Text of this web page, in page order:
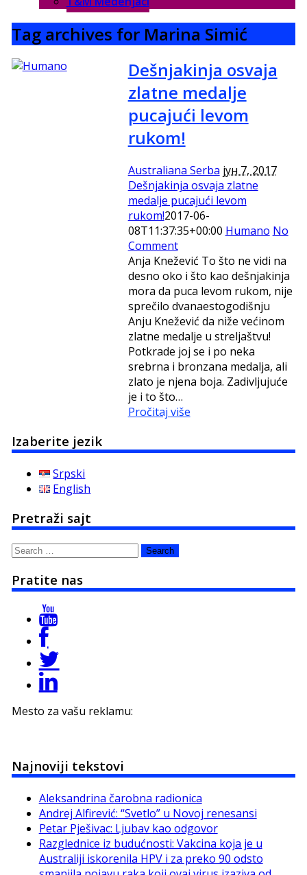
Tag archives for Marina Simić
Dešnjakinja osvaja
zlatne medalje
pucajući levom
rukom!
Australiana Serba јун 7, 2017
Dešnjakinja osvaja zlatne
medalje pucajući levom
rukom!2017-06-
08T11:37:35+00:00 Humano No
Comment
Anja Knežević To što ne vidi na
desno oko i što kao dešnjakinja
mora da puca levom rukom, nije
sprečilo dvanaestogodišnju
Anju Knežević da niže većinom
zlatne medalje u streljaštvu!
Potkrade joj se i po neka
srebrna i bronzana medalja, ali
zlato je njena boja. Zadivljujuće
je i to što…
Pročitaj više
Izaberite jezik
Srpski
English
Pretraži sajt
Search
Pratite nas
Mesto za vašu reklamu:
Najnoviji tekstovi
Aleksandrina čarobna radionica
Andrej Alfirević: “Svetlo” u Novoj renesansi
Petar Pješivac: Ljubav kao odgovor
Razglednice iz budućnosti: Vakcina koja je u
Australiji iskorenila HPV i za preko 90 odsto